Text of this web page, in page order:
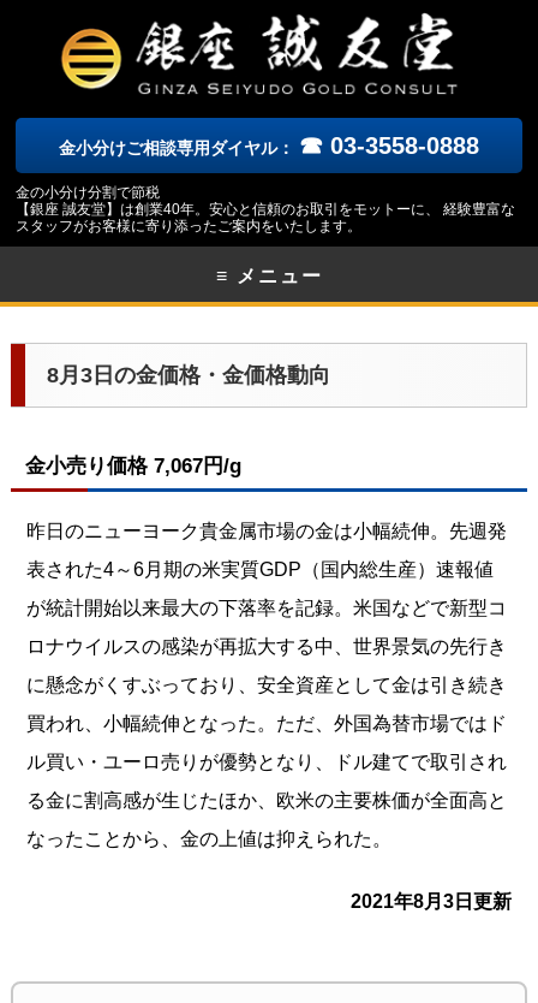
金小分けご相談専用ダイヤル： ☎ 03-3558-0888
金の小分け分割で節税
【銀座 誠友堂】は創業40年。安心と信頼のお取引をモットーに、 経験豊富な
スタッフがお客様に寄り添ったご案内をいたします。
≡ メニュー
8月3日の金価格・金価格動向
金小売り価格 7,067円/g
昨日のニューヨーク貴金属市場の金は小幅続伸。先週発
表された4～6月期の米実質GDP（国内総生産）速報値
が統計開始以来最大の下落率を記録。米国などで新型コ
ロナウイルスの感染が再拡大する中、世界景気の先行き
に懸念がくすぶっており、安全資産として金は引き続き
買われ、小幅続伸となった。ただ、外国為替市場ではド
ル買い・ユーロ売りが優勢となり、ドル建てで取引され
る金に割高感が生じたほか、欧米の主要株価が全面高と
なったことから、金の上値は抑えられた。
2021年8月3日更新